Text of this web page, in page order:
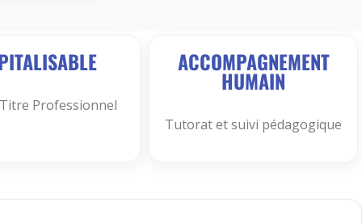
Professionnel
ACCOMPAGNEMENT
HUMAIN
Tutorat et suivi pédagogique